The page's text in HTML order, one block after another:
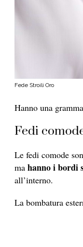
Fede Stroili Oro
Hanno una
Fedi
Le fedi comode
ma hanno i bordi
all’interno.
La bombatura